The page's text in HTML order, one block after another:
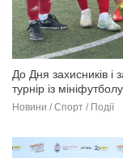
До Дня захисників і
турнір із
Новини / Спорт / Події